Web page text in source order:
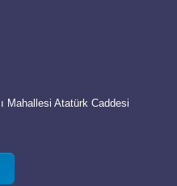
Mahallesi Atatürk Caddesi